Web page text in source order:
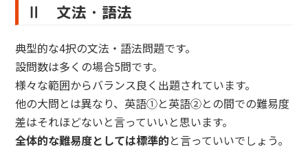
Ⅱ 文法・語法
典型的な4択の文法・語法問題です。
設問数は多くの場合5問です。
様々な範囲からバランス良く出題されています。
他の大問とは異なり、英語①と英語②との間での難易度
差はそれほどないと言っていいと思います。
全体的な難易度としては標準的と言っていいでしょう。